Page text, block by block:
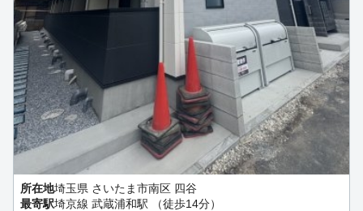
所在地埼玉県 さいたま市南区 四谷
最寄駅埼京線 武蔵浦和駅 （徒歩14分）